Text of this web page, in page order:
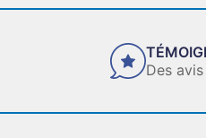
TÉMOIGNAGES
Des avis vérifiés